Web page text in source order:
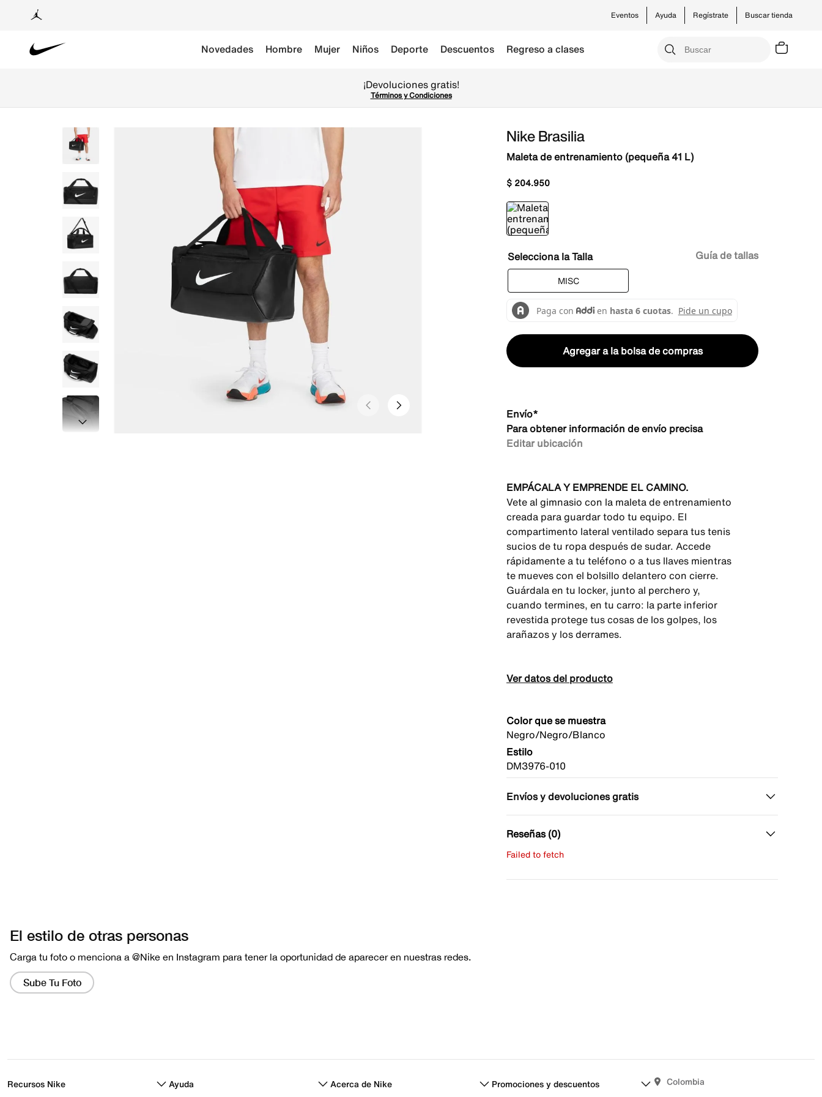
Buscar tienda
Ayuda Regístrate
Eventos
Novedades Hombre Mujer Niños Deporte Descuentos Regreso a clases
¡Devoluciones gratis!
Términos y Condiciones
Nike Brasilia
Maleta de entrenamiento (pequeña 41 L)
$ 204.950
Talla
MISC
Guía de tallas
Agregar a la bolsa de compras
Envío*
Para obtener información de envío precisa
Editar ubicación
EMPÁCALA Y EMPRENDE EL CAMINO.
Vete al gimnasio con la maleta de entrenamiento
creada para guardar todo tu equipo. El
compartimento lateral ventilado separa tus tenis
sucios de tu ropa después de sudar. Accede
rápidamente a tu teléfono o a tus llaves mientras
te mueves con el bolsillo delantero con cierre.
Guárdala en tu locker, junto al perchero y,
cuando termines, en tu carro: la parte inferior
revestida protege tus cosas de los golpes, los
arañazos y los derrames.
Ver datos del producto
Color que se muestra
Negro/Negro/Blanco
Estilo
DM3976-010
Envíos y devoluciones gratis
Reseñas (0)
Failed to fetch
Recursos Nike Ayuda Acerca de Nike Promociones y descuentos Colombia